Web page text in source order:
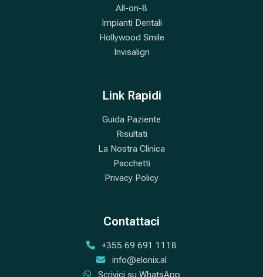
All-on-8
Impianti Dentali
Hollywood Smile
Invisalign
Link Rapidi
Guida Paziente
Risultati
La Nostra Clinica
Pacchetti
Privacy Policy
Contattaci
+355 69 691 1118
info@elonix.al